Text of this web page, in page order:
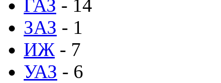
ГАЗ - 14
ЗАЗ - 1
ИЖ - 7
УАЗ - 6